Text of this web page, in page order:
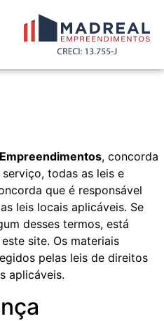
, concorda
todas as leis e
que é responsável
leis locais aplicáveis. Se
desses termos, está
site. Os materiais
pelas leis de direitos
aplicáveis.